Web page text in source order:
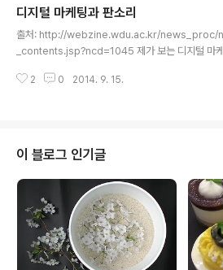
미디 쇼라도 혼자 보고 생각만 한다면 이 드라마보다
수 있습니다. (물론 이 경우 드라마와 코미디 중 어느
한 답은 달라질 수 있겠지만요.) 이런 것이 참여의
디지털 마케팅과 판소리
출처: http://webzine.wdu.ac.kr/news_proc/
_contents.jsp?ncd=1045 제가 보는 디지털 마
의 없지만, 판소리에는 창자(唱者), 고수(鼓手), 청
요합니다. 고수와 창자는 한 편이고 객석에 앉은 청자
이를 잘 알지만 그럼에도 사람들은 고수의 추임새를
가 하는 소리의 일부라기보다는 마치 옆에 앉은 다
의 반응처럼 받아들입니다. 어깨를 들썩이게 하는 것
리에 빠져들게 하는 감초도 바로 이 추임새입니다. 어..
2 0 2014. 9. 15.
이 블로그 인기글